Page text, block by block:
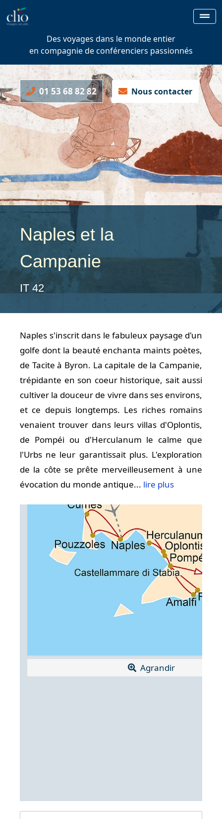
Des voyages dans le monde entier
en compagnie de conférenciers passionnés
01 53 68 82 82 Nous contacter
Naples et la
Campanie
IT 42
Naples s'inscrit dans le fabuleux paysage d'un
golfe dont la beauté enchanta maints poètes,
de Tacite à Byron. La capitale de la Campanie,
trépidante en son coeur historique, sait aussi
cultiver la douceur de vivre dans ses environs,
et ce depuis longtemps. Les riches romains
venaient trouver dans leurs villas d'Oplontis,
de Pompéi ou d'Herculanum le calme que
l'Urbs ne leur garantissait plus. L'exploration
de la côte se prête merveilleusement à une
évocation du monde antique... lire plus
Agrandir